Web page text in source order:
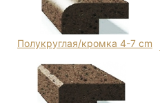
Полукруглая/кромка 4-7 cm